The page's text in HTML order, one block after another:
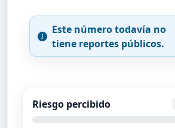
Este número todavía no
tiene reportes públicos.
Riesgo percibido